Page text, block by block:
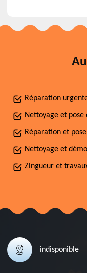
Réparation
Nettoyage et
Réparation et
Nettoyage et
Zingueur et
indisponible